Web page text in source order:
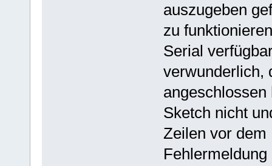
auszugeben
zu
Serial
verwunderlich,
Sketch nicht
Zeilen vor dem